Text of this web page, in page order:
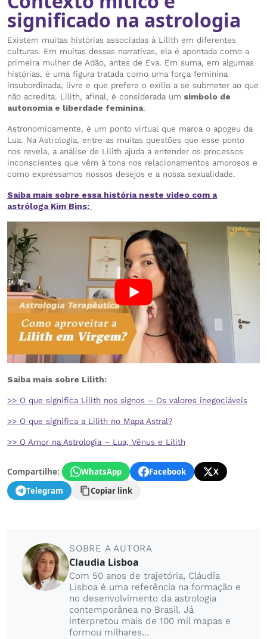
significado na astrologia
Existem muitas histórias associadas à Lilith em diferentes
culturas. Em muitas dessas narrativas, ela é apontada como a
primeira mulher de Adão, antes de Eva. Em suma, em algumas
histórias, é uma figura tratada como uma força feminina
insubordinada, livre e que prefere o exílio a se submeter ao que
não acredita. Lilith, afinal, é considerada um símbolo de
autonomia e liberdade feminina.
Astronomicamente, é um ponto virtual que marca o apogeu da
Lua. Na Astrologia, entre as muitas questões que esse ponto
nos revela, a análise de Lilith ajuda a entender os processos
inconscientes que vêm à tona nos relacionamentos amorosos e
como expressamos nossos desejos e a nossa sexualidade.
Saiba mais sobre essa história neste vídeo com a
astróloga Kim Bins:
Saiba mais sobre Lilith:
>> O que significa Lilith nos signos – Os valores inegociáveis
>> O que significa a Lilith no Mapa Astral?
>> O Amor na Astrologia – Lua, Vênus e Lilith
Compartilhe: WhatsApp Facebook
X
Telegram
Copiar link
SOBRE A AUTORA
Claudia Lisboa
Com 50 anos de trajetória, Cláudia
Lisboa é uma referência na formação e
no desenvolvimento da astrologia
contemporânea no Brasil. Já
interpretou mais de 100 mil mapas e
formou milhares...